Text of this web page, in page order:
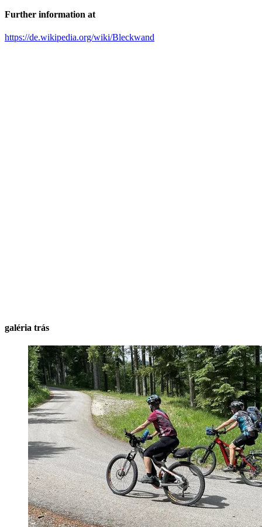
Further information at
https://de.wikipedia.org/wiki/Bleckwand
galéria trás